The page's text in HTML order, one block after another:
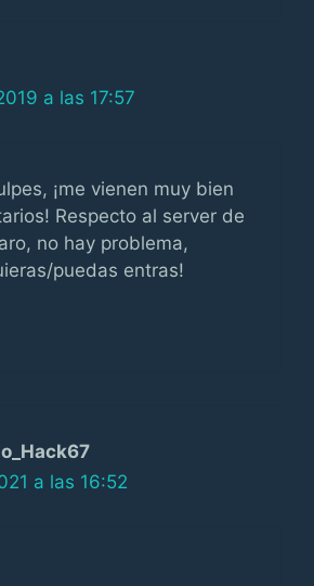
a las 17:57
¡me vienen muy bien
Respecto al server de
no hay problema,
puedas entras!
a las 16:52